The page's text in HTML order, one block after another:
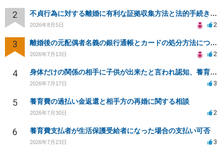
2 不貞行為に対する離婚に有利な証拠収集方法と法的手続きについて
2026年8月5日 2
3 離婚後の元配偶者名義の銀行通帳とカードの処分方法について
2026年7月13日 2
4 身体だけの関係の相手に子供が出来たと言われ認知、養育費を要求されているが自身の子供か分からない
2026年7月17日 3
5 養育費の過払い金返還と相手方の再婚に関する相談
2026年7月30日 2
6 養育費支払者が生活保護受給者になった場合の支払い可否
2026年7月23日 3